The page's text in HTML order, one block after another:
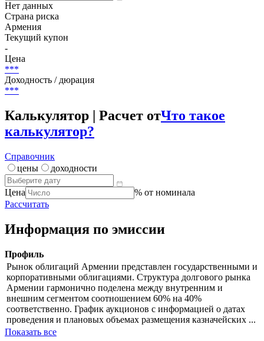
Нет данных
Страна риска
Армения
Текущий купон
-
Цена
***
Доходность / дюрация
***
Калькулятор | Расчет отЧто такое
калькулятор?
Справочник
цены
доходности
Цена
% от номинала
Рассчитать
Информация по эмиссии
Профиль
Рынок облигаций Армении представлен государственными и
корпоративными облигациями. Структура долгового рынка
Армении гармонично поделена между внутренним и
внешним сегментом соотношением 60% на 40%
соответственно. График аукционов с информацией о датах
проведения и плановых объемах размещения казначейских ...
Показать все